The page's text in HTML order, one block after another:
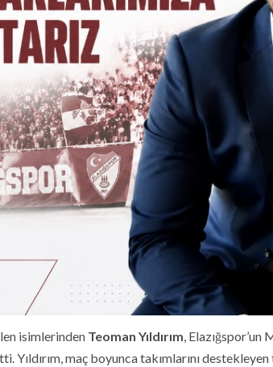
isimlerinden Teoman Yıldırım, Elazığspor’un
maç boyunca takımlarını